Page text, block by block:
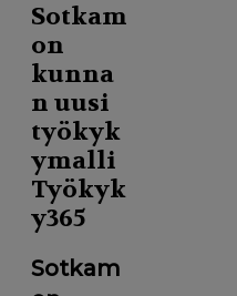
Sotkam
on
kunna
n uusi
työkyk
ymalli
Työkyk
y365
Sotkam